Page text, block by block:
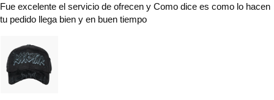
Fue excelente el servicio de ofrecen y Como dice es como lo hacen
tu pedido llega bien y en buen tiempo